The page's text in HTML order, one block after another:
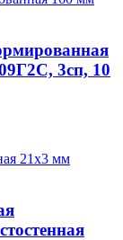
3сп, 10